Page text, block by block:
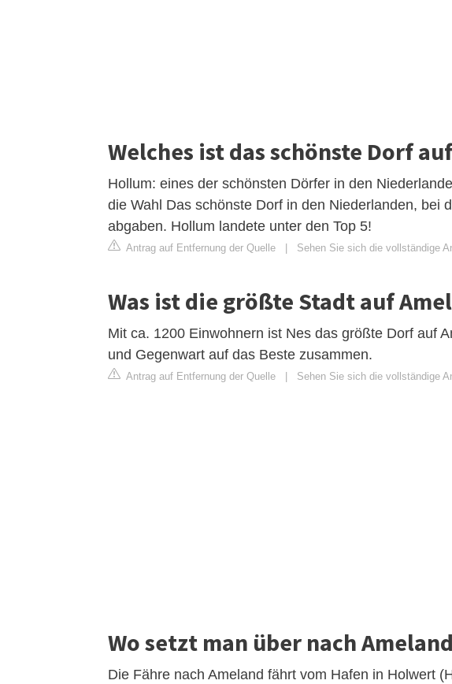
Welches ist das schönste Dorf
Hollum: eines der schönsten Dörfer in den
die Wahl Das schönste Dorf in den Niederlanden, bei
abgaben. Hollum landete unter den Top 5!
Antrag auf Entfernung der Quelle Sehen Sie sich die vollständige
Was ist die größte Stadt auf
Mit ca. 1200 Einwohnern ist Nes das größte Dorf auf
und Gegenwart auf das Beste zusammen.
Antrag auf Entfernung der Quelle Sehen Sie sich die vollständige
Wo setzt man über nach
Die Fähre nach Ameland fährt vom Hafen in Holwert